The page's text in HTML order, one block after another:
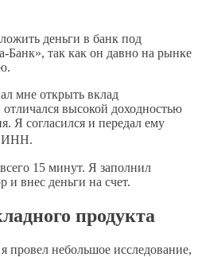
деньги в банк под
так как он давно на рынке
мне открыть вклад
высокой доходностью
Я согласился и передал ему
ИНН.
15 минут. Я заполнил
и внес деньги на счет.
продукта
провел небольшое исследование,